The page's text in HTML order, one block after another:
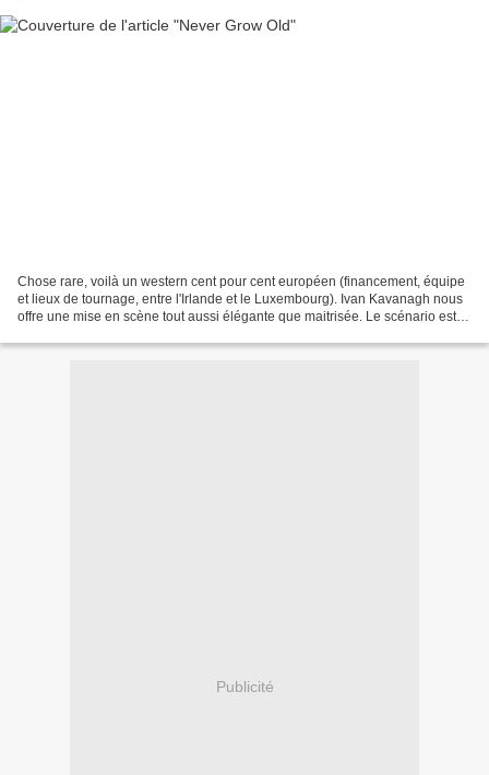
Chose rare, voilà un western cent pour cent européen (financement, équipe
et lieux de tournage, entre l'Irlande et le Luxembourg). Ivan Kavanagh nous
offre une mise en scène tout aussi élégante que maitrisée. Le scénario est
Publicité